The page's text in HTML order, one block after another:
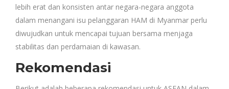
lebih erat dan konsisten antar negara-negara anggota
dalam menangani isu pelanggaran HAM di Myanmar perlu
diwujudkan untuk mencapai tujuan bersama menjaga
stabilitas dan perdamaian di kawasan.
Rekomendasi